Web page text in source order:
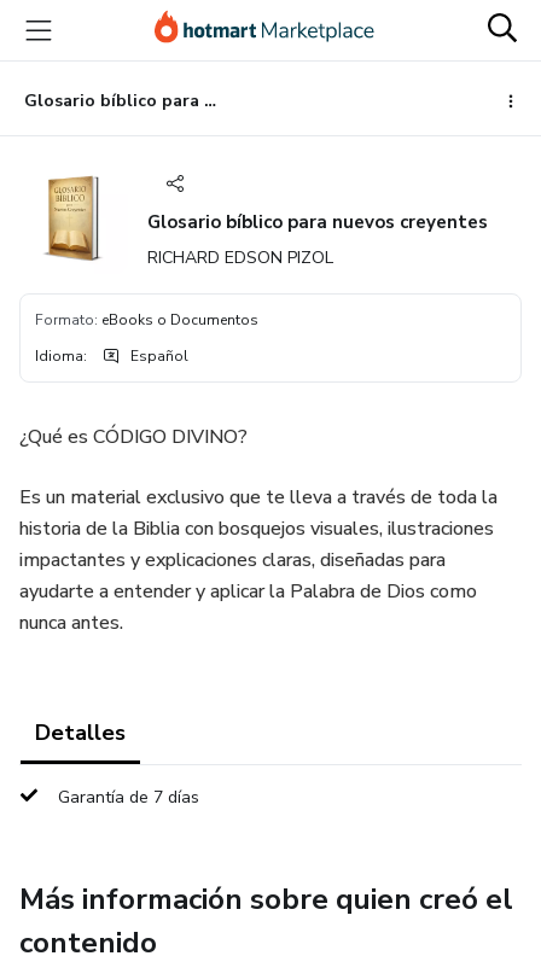
principal
página
de
página
Glosario bíblico para nuevos creyentes
Glosario bíblico para nuevos creyentes
RICHARD EDSON PIZOL
Formato: eBooks o Documentos
Idioma: Español
¿Qué es CÓDIGO DIVINO?
Es un material exclusivo que te lleva a través de toda la
historia de la Biblia con bosquejos visuales, ilustraciones
impactantes y explicaciones claras, diseñadas para
ayudarte a entender y aplicar la Palabra de Dios como
nunca antes.
Detalles
Garantía de 7 días
Más información sobre quien creó el
contenido